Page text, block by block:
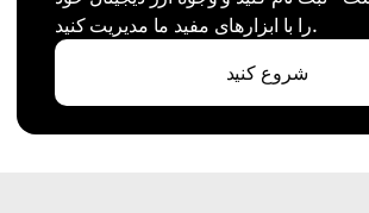
را با ابزارهای مفید ما مدیریت کنید.
شروع کنید